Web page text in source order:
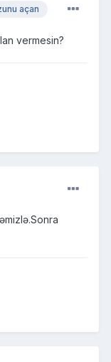
açan
vermesin?